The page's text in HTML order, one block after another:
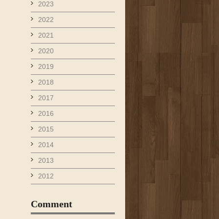
2023
2022
2021
2020
2019
2018
2017
2016
2015
2014
2013
2012
Comment